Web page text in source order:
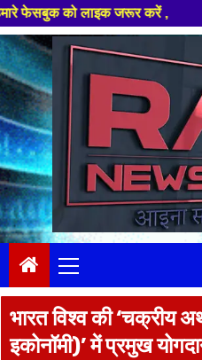
जरूर करें ,
Skip
to
content
Menu
भारत विश्व की ‘चक्रीय
इकोनॉमी)’ में प्रमुख